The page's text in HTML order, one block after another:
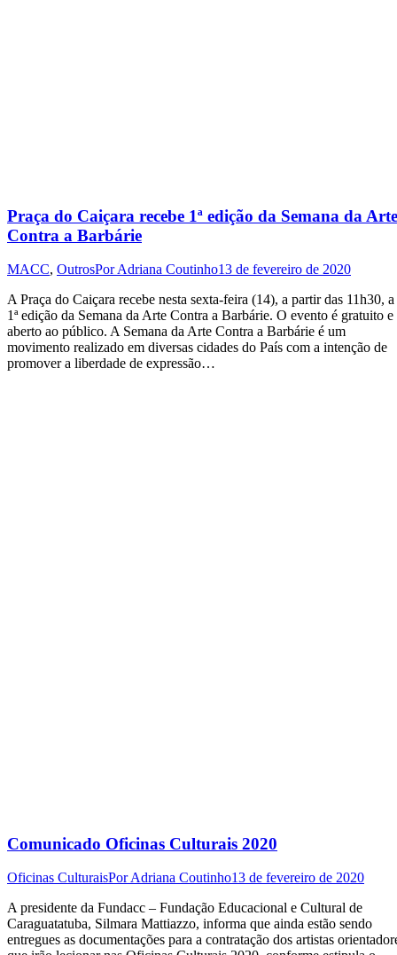
Praça do Caiçara recebe 1ª edição da Semana da Arte
Contra a Barbárie
MACC, OutrosPorAdriana Coutinho13 de fevereiro de 2020
A Praça do Caiçara recebe nesta sexta-feira (14), a partir das 11h30, a
1ª edição da Semana da Arte Contra a Barbárie. O evento é gratuito e
aberto ao público. A Semana da Arte Contra a Barbárie é um
movimento realizado em diversas cidades do País com a intenção de
promover a liberdade de expressão…
Comunicado Oficinas Culturais 2020
Oficinas CulturaisPorAdriana Coutinho13 de fevereiro de 2020
A presidente da Fundacc – Fundação Educacional e Cultural de
Caraguatatuba, Silmara Mattiazzo, informa que ainda estão sendo
entregues as documentações para a contratação dos artistas